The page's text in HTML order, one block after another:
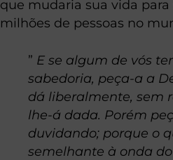
que mudaria sua vida
milhões de pessoas no
” E se algum de vós
sabedoria, peça-a a
dá liberalmente, sem
lhe-á dada. Porém
duvidando; porque o
semelhante à onda